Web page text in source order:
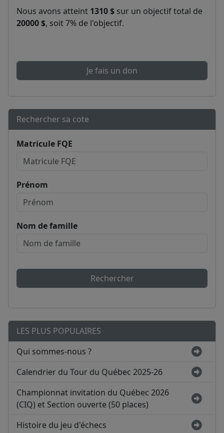
Nous avons atteint 1310 $ sur un objectif total de
20000 $, soit 7% de l'objectif.
Je fais un don
Rechercher sa cote
Matricule FQE
Prénom
Nom de famille
Rechercher
LES PLUS POPULAIRES
Qui sommes-nous ?
Calendrier du Tour du Québec 2025-26
Championnat invitation du Québec 2026
(CIQ) et Section ouverte (50 places)
Histoire du jeu d'échecs